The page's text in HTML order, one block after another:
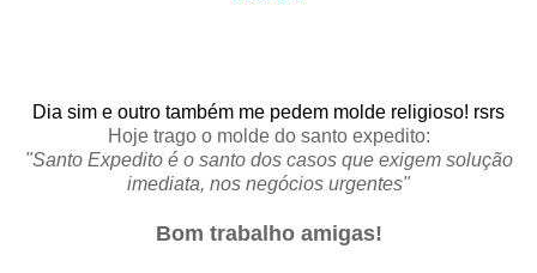
Dia sim e outro também me pedem molde religioso! rsrs
Hoje trago o molde do santo expedito:
"Santo Expedito é o santo dos casos que exigem solução
imediata, nos negócios urgentes"
Bom trabalho amigas!